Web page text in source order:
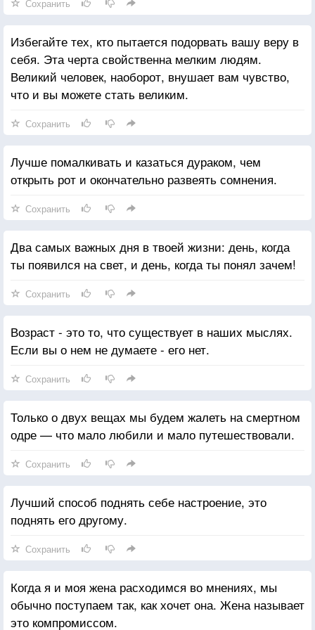
Сохранить
Избегайте тех, кто пытается подорвать вашу веру в
себя. Эта черта свойственна мелким людям.
Великий человек, наоборот, внушает вам чувство,
что и вы можете стать великим.
Сохранить
Лучше помалкивать и казаться дураком, чем
открыть рот и окончательно развеять сомнения.
Сохранить
Два самых важных дня в твоей жизни: день, когда
ты появился на свет, и день, когда ты понял зачем!
Сохранить
Возраст - это то, что существует в наших мыслях.
Если вы о нем не думаете - его нет.
Сохранить
Только о двух вещах мы будем жалеть на смертном
одре — что мало любили и мало путешествовали.
Сохранить
Лучший способ поднять себе настроение, это
поднять его другому.
Сохранить
Когда я и моя жена расходимся во мнениях, мы
обычно поступаем так, как хочет она. Жена называет
это компромиссом.